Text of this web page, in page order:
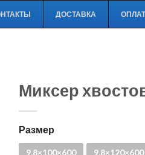
ДОСТАВКА
Миксер
Размер
9,8×100×600 9,8×120×600